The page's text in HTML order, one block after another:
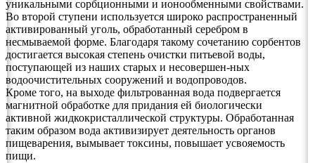
уникальными сорбционными и ионообменными свойствами.
Во второй ступени используется широко распространенный
активированный уголь, обработанный серебром в
несмываемой форме. Благодаря такому сочетанию сорбентов
достигается высокая степень очистки питьевой воды,
поступающей из наших старых и несовершен-ных
водоочистительных сооружений и водопроводов.
Кроме того, на выходе фильтрованная вода подвергается
магнитной обработке для придания ей биологически
активной жидкокристаллической структуры. Обработанная
таким образом вода активизирует деятельность органов
пищеварения, вымывает токсины, повышает усвояемость
пищи.